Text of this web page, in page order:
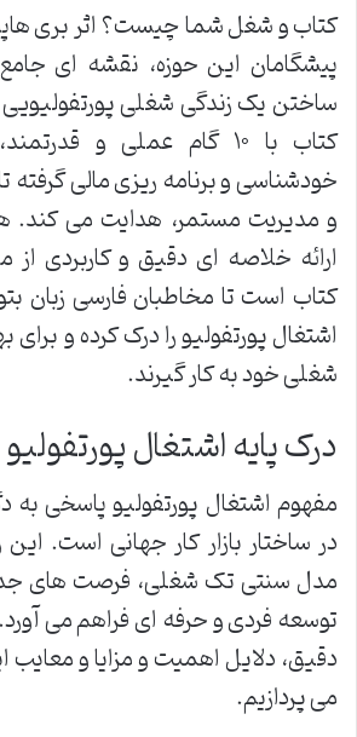
کتاب و شغل شما چیست؟ اثر بری
پیشگامان این حوزه، نقشه ای جامع
ساختن یک زندگی شغلی
کتاب با ۱۰ گام عملی و
خودشناسی و برنامه ریزی مالی
و مدیریت مستمر، هدایت می کند.
ارائه خلاصه ای دقیق و کاربردی
کتاب است تا مخاطبان فارسی زبان
اشتغال پورتفولیو را درک کرده و برای
شغلی خود به کار گیرند.
درک پایه اشتغال پورتفولیو
مفهوم اشتغال پورتفولیو پاسخی
در ساختار بازار کار جهانی است. این
مدل سنتی تک شغلی، فرصت های
توسعه فردی و حرفه ای فراهم می
دقیق، دلایل اهمیت و مزایا و
می پردازیم.